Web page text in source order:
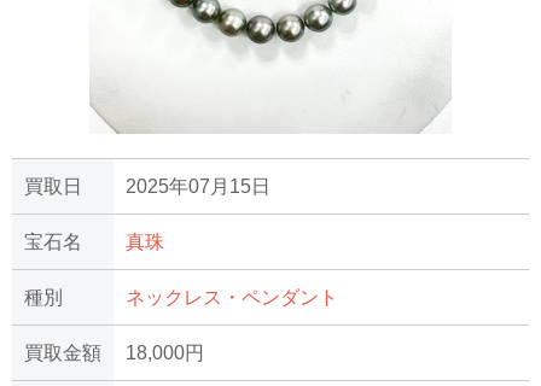
買取日 2025年07月15日
宝石名 真珠
種別 ネックレス・ペンダント
買取金額 18,000円